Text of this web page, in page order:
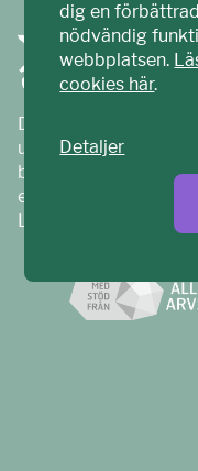
Ditt ECPAT har tagits
unga. Vi är en del av
exploatering av barn.
Läs mer på
dig en
nödvändig
webbplatsen.
cookies här.
Detaljer